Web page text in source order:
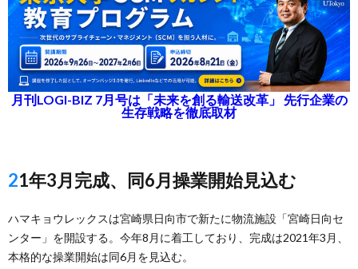
月刊LOGI-BIZ 7月号は「未来を創る輸送改革」 先行企業の
生存戦略を徹底取材
21年3月完成、同6月操業開始見込む
ハマキョウレックスは宮崎県日向市で新たに物流施設「宮崎日向セ
ンター」を開設する。今年8月に着工しており、完成は2021年3月、
本格的な操業開始は同6月を見込む。